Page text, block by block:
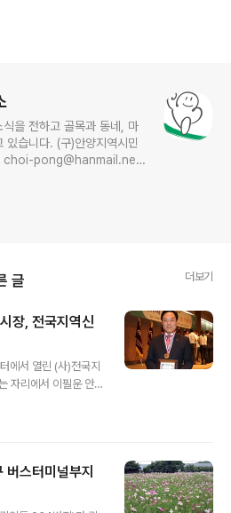
을 전하고 골목과 동네, 마
: choi-pong@hanmail.net
글 더보기
장, 전국지역신
에서 열린 (사)전국지
자리에서 이필운 안
대 안양시장으로 취
등 지역간 불균형 해
전을 도모할 신 성장
혔다. 특히 금년 들어
스터미널부지